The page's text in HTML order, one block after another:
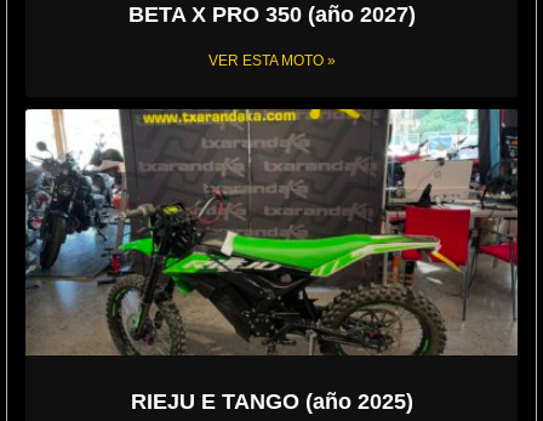
BETA X PRO 350 (año 2027)
VER ESTA MOTO »
RIEJU E TANGO (año 2025)